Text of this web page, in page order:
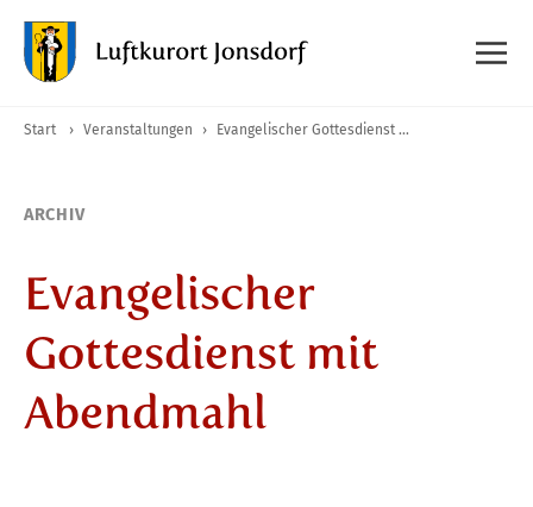
Start › Veranstaltungen › Evangelischer Gottesdienst mit Abendmahl
ARCHIV
Evangelischer
Gottesdienst mit
Abendmahl